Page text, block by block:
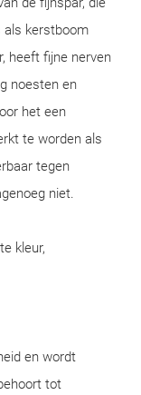
als kerstboom
heeft fijne nerven
noesten en
het een
te worden als
tegen
niet.
kleur,
en wordt
tot